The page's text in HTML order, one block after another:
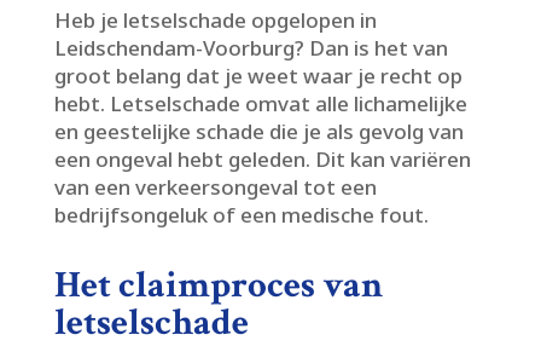
Heb je letselschade opgelopen in
Leidschendam-Voorburg? Dan is het van
groot belang dat je weet waar je recht op
hebt.​ Letselschade omvat alle lichamelijke
en geestelijke schade die je als gevolg van
een ongeval hebt geleden.​ Dit kan variëren
van een verkeersongeval tot een
bedrijfsongeluk of een medische fout.​
Het claimproces van
letselschade